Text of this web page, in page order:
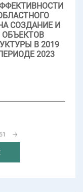
СОЗДАНИЕ И
ОБЪЕКТОВ
В 2019
2023
51 →